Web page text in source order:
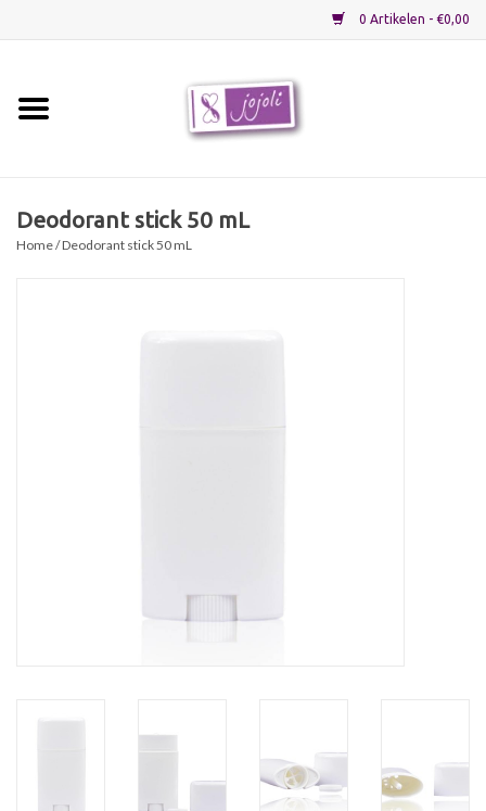
0 Artikelen - €0,00
Deodorant stick 50 mL
Home/ Deodorant stick 50 mL